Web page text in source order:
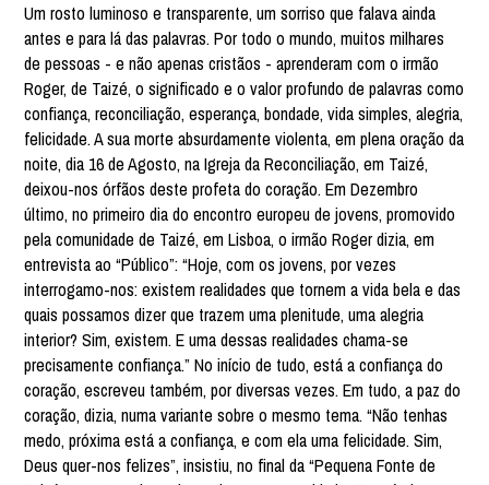
Um rosto luminoso e transparente, um sorriso que falava ainda
antes e para lá das palavras. Por todo o mundo, muitos milhares
de pessoas - e não apenas cristãos - aprenderam com o irmão
Roger, de Taizé, o significado e o valor profundo de palavras como
confiança, reconciliação, esperança, bondade, vida simples, alegria,
felicidade. A sua morte absurdamente violenta, em plena oração da
noite, dia 16 de Agosto, na Igreja da Reconciliação, em Taizé,
deixou-nos órfãos deste profeta do coração. Em Dezembro
último, no primeiro dia do encontro europeu de jovens, promovido
pela comunidade de Taizé, em Lisboa, o irmão Roger dizia, em
entrevista ao “Público”: “Hoje, com os jovens, por vezes
interrogamo-nos: existem realidades que tornem a vida bela e das
quais possamos dizer que trazem uma plenitude, uma alegria
interior? Sim, existem. E uma dessas realidades chama-se
precisamente confiança.” No início de tudo, está a confiança do
coração, escreveu também, por diversas vezes. Em tudo, a paz do
coração, dizia, numa variante sobre o mesmo tema. “Não tenhas
medo, próxima está a confiança, e com ela uma felicidade. Sim,
Deus quer-nos felizes”, insistiu, no final da “Pequena Fonte de